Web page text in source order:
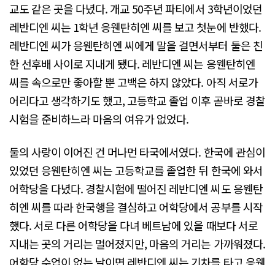
교도 같은 곳을 다녔다. 개교 50주년 파티에서 3학년이었던
레반디엔 씨는 1학년 응웬탄히엔 씨를 보고 첫눈에 반했다.
레반디엔 씨가 응웬탄히엔 씨에게 말을 걸면서부터 둘은 친
한 선후배 사이로 지내게 됐다. 레반디엔 씨는 응웬탄히엔
씨를 속으로만 좋아할 뿐 고백은 하지 않았다. 아직 서로가
어리다고 생각하기도 했고, 고등학교 졸업 이후 곧바로 경찰
시험을 준비하느라 마음의 여유가 없었다.
둘의 사랑이 이어진 건 머나먼 타국에서였다. 한국에 관심이
있었던 응웬탄히엔 씨는 고등학교를 졸업한 뒤 한국에 와서
어학당을 다녔다. 경찰시험에 떨어진 레반디엔 씨도 응웬탄
히엔 씨를 따라 한국행을 결심하고 어학당에서 공부를 시작
했다. 서로 다른 어학당을 다녀 베트남에 있을 때보다 서로
지내는 곳의 거리는 멀어졌지만, 마음의 거리는 가까워졌다.
어학당 수업이 없는 날이면 레반디엔 씨는 기차를 타고 응웬